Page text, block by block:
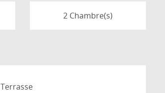
2 Chambre(s)
Terrasse